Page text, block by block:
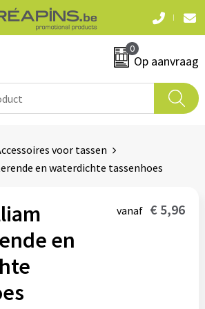
0
Op aanvraag
voor tassen
en waterdichte tassenhoes
en
vanaf € 5,96